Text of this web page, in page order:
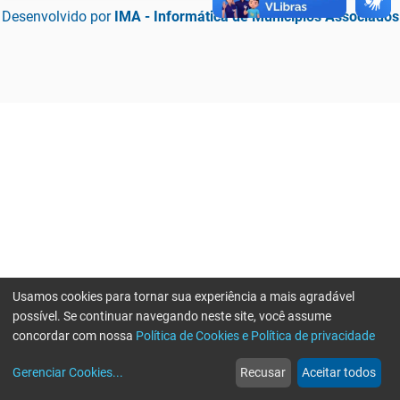
Desenvolvido por IMA - Informática de Municípios Associados
web
Notícias
more_horiz
Mais
Usamos cookies para tornar sua experiência a mais agradável
possível. Se continuar navegando neste site, você assume
concordar com nossa Política de Cookies e Política de privacidade
Gerenciar Cookies... Recusar Aceitar todos
Erro ao enviar informações, por favor tente novamente